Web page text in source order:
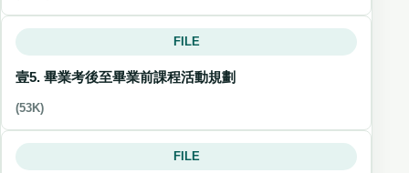
FILE
壹5. 畢業考後至畢業前課程活動規劃
(53K)
FILE